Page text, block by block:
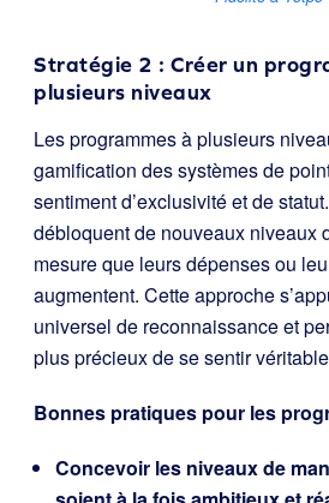
Stratégie 2 : Créer un
plusieurs niveaux
Les programmes à plusieurs
gamification des systèmes de
sentiment d’exclusivité et de
débloquent de nouveaux niveaux
mesure que leurs dépenses ou
augmentent. Cette approche
universel de reconnaissance et
plus précieux de se sentir
Bonnes pratiques pour les
Concevoir les niveaux de